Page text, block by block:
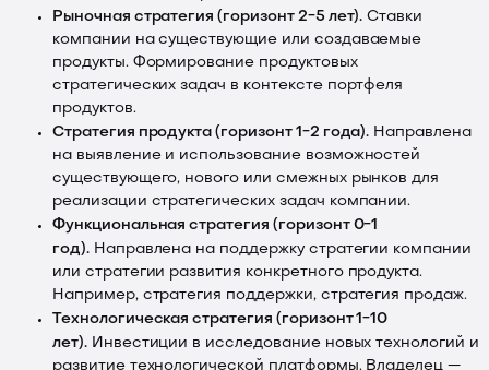
Рыночная стратегия (горизонт 2−5 лет). Ставки
компании на существующие или создаваемые
продукты. Формирование продуктовых
стратегических задач в контексте портфеля
продуктов.
Стратегия продукта (горизонт 1−2 года). Направлена
на выявление и использование возможностей
существующего, нового или смежных рынков для
реализации стратегических задач компании.
Функциональная стратегия (горизонт 0−1
год).Направлена на поддержку стратегии компании
или стратегии развития конкретного продукта.
Например, стратегия поддержки, стратегия продаж.
Технологическая стратегия (горизонт 1−10
лет).Инвестиции в исследование новых технологий и
развитие технологической платформы. Владелец —